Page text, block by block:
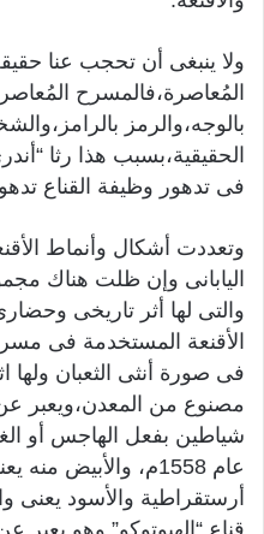
ولا ينبغى أن تحجب عنا
المُعاصرة،فالمسرح
بالوجه،والرمز
الحقيقية،بسبب هذا رثا
فى تدهور وظيفة القناع
وتعددت أشكال وأنماط
اليابانى وإن ظلت هناك
والتى لها أثر تاريخى
الأقنعة المستخدمة فى
فى صورة أنثى الثعبان ولها
مصنوع من المعدن،ويعبر عن
شياطين بفعل الهاجس أو
عام 1558م، والأبيض
أرستقراطية والأسود يعنى
قناع “الهيوتوكو” وهو يعبر